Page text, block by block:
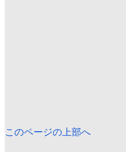
このページの上部へ